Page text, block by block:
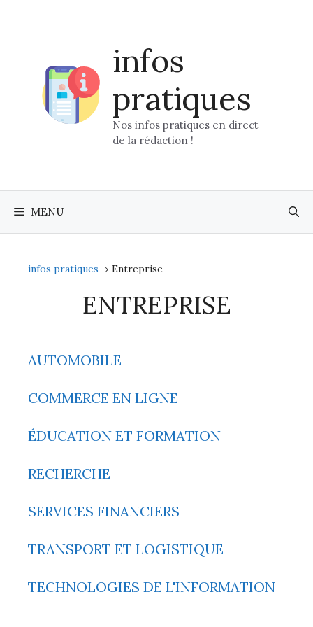
infos
pratiques
Nos infos pratiques en direct
de la rédaction !
MENU
infos pratiques Entreprise
ENTREPRISE
AUTOMOBILE
COMMERCE EN LIGNE
ÉDUCATION ET FORMATION
RECHERCHE
SERVICES FINANCIERS
TRANSPORT ET LOGISTIQUE
TECHNOLOGIES DE L'INFORMATION